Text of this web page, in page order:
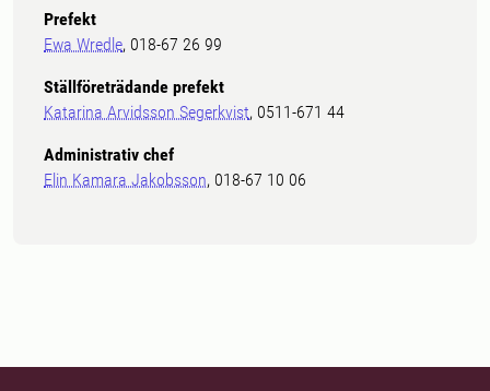
Prefekt
Ewa Wredle, 018-67 26 99
Ställföreträdande prefekt
Katarina Arvidsson Segerkvist, 0511-671 44
Administrativ chef
Elin Kamara Jakobsson, 018-67 10 06